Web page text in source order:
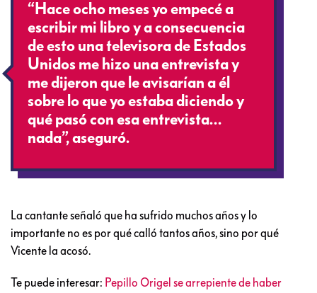
“Hace ocho meses yo empecé a
escribir mi libro y a consecuencia
de esto una televisora de Estados
Unidos me hizo una entrevista y
me dijeron que le avisarían a él
sobre lo que yo estaba diciendo y
qué pasó con esa entrevista…
nada”, aseguró.
La cantante señaló que ha sufrido muchos años y lo
importante no es por qué calló tantos años, sino por qué
Vicente la acosó.
Te puede interesar: Pepillo Origel se arrepiente de haber